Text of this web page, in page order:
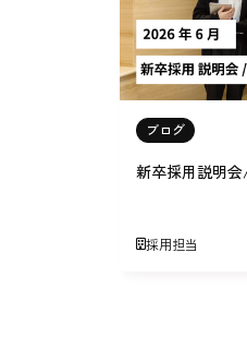
ブログ
新卒採用説明
採用担当